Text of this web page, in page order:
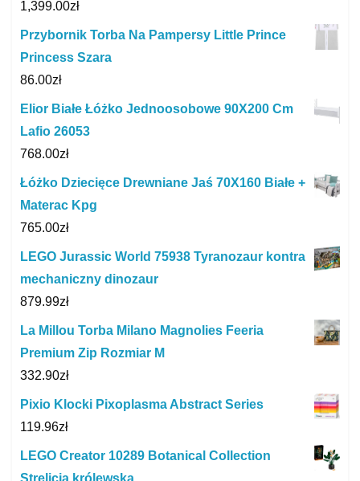
1,399.00zł
Przybornik Torba Na Pampersy Little Prince
Princess Szara
86.00zł
Elior Białe Łóżko Jednoosobowe 90X200 Cm
Lafio 26053
768.00zł
Łóżko Dziecięce Drewniane Jaś 70X160 Białe +
Materac Kpg
765.00zł
LEGO Jurassic World 75938 Tyranozaur kontra
mechaniczny dinozaur
879.99zł
La Millou Torba Milano Magnolies Feeria
Premium Zip Rozmiar M
332.90zł
Pixio Klocki Pixoplasma Abstract Series
119.96zł
LEGO Creator 10289 Botanical Collection
Strelicja królewska